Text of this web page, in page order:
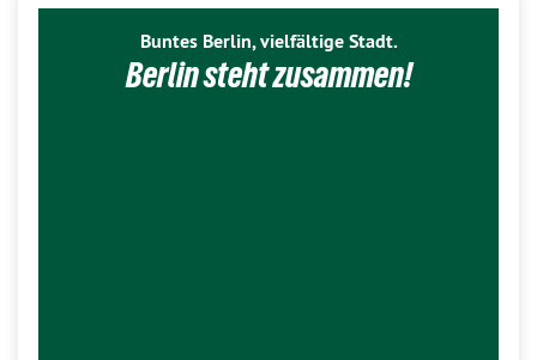
Buntes Berlin, vielfältige Stadt.
Berlin steht zusammen!